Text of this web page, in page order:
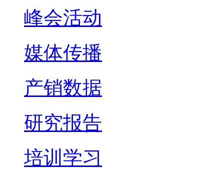
峰会活动
媒体传播
产销数据
研究报告
培训学习